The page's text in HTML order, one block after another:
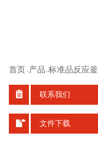
首页 >>产品 >>标准品反应釜
联系我们
文件下载